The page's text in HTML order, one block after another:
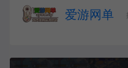
爱游网单